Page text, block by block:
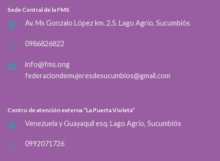
Sede Central de la FMS
Av. Ms Gonzalo López km. 2.5. Lago Agrio, Sucumbiós
0986826822
info@fms.ong
federaciondemujeresdesucumbios@gmail.com
Centro de atención externa “La Puerta Violeta”
Venezuela y Guayaquil esq. Lago Agrio, Sucumbiós
0992071726